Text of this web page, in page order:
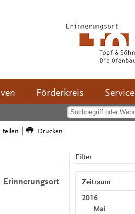
Förderkreis Service
teilen Drucken
Erinnerungsort
Filter
Zeitraum
2016
Mai